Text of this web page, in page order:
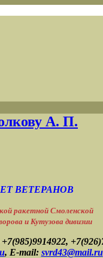
А. П.
ВЕТЕРАНОВ
ракетной Смоленской
и Кутузова дивизии
, E-mail: svrd43@mail.ru